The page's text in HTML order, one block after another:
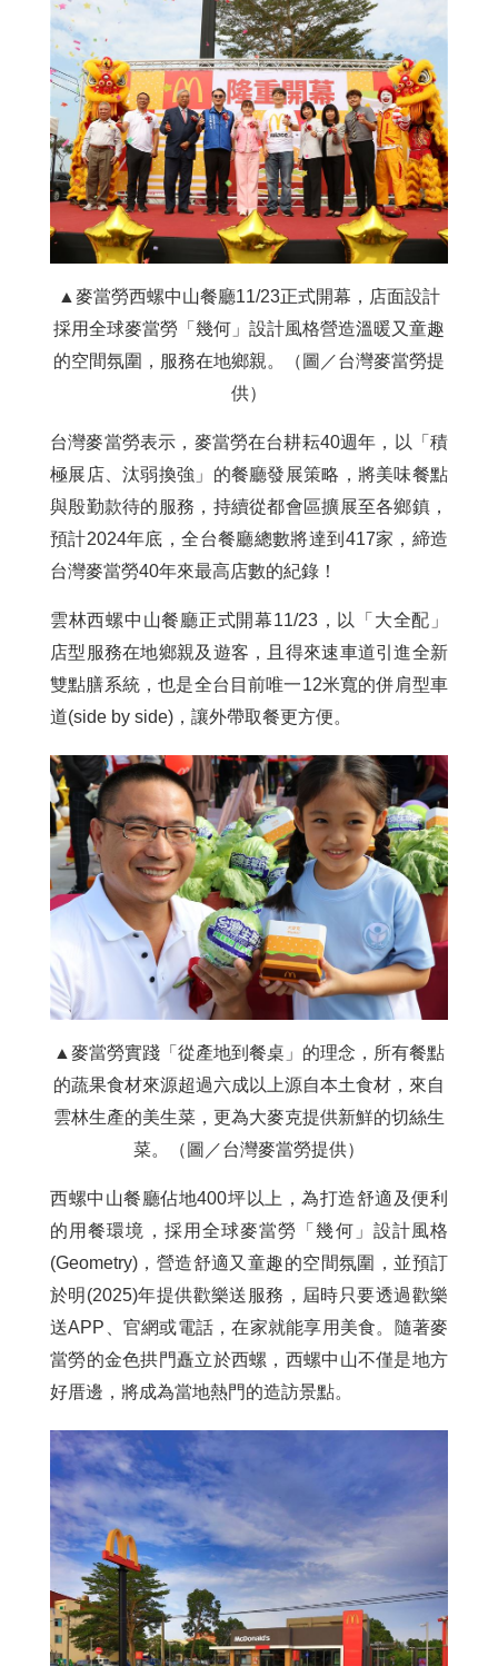
▲麥當勞西螺中山餐廳11/23正式開幕，店面設計
採用全球麥當勞「幾何」設計風格營造溫暖又童趣
的空間氛圍，服務在地鄉親。（圖／台灣麥當勞提
供）
台灣麥當勞表示，麥當勞在台耕耘40週年，以「積
極展店、汰弱換強」的餐廳發展策略，將美味餐點
與殷勤款待的服務，持續從都會區擴展至各鄉鎮，
預計2024年底，全台餐廳總數將達到417家，締造
台灣麥當勞40年來最高店數的紀錄！
雲林西螺中山餐廳正式開幕11/23，以「大全配」
店型服務在地鄉親及遊客，且得來速車道引進全新
雙點膳系統，也是全台目前唯一12米寬的併肩型車
道(side by side)，讓外帶取餐更方便。
▲麥當勞實踐「從產地到餐桌」的理念，所有餐點
的蔬果食材來源超過六成以上源自本土食材，來自
雲林生產的美生菜，更為大麥克提供新鮮的切絲生
菜。（圖／台灣麥當勞提供）
西螺中山餐廳佔地400坪以上，為打造舒適及便利
的用餐環境，採用全球麥當勞「幾何」設計風格
(Geometry)，營造舒適又童趣的空間氛圍，並預訂
於明(2025)年提供歡樂送服務，屆時只要透過歡樂
送APP、官網或電話，在家就能享用美食。隨著麥
當勞的金色拱門矗立於西螺，西螺中山不僅是地方
好厝邊，將成為當地熱門的造訪景點。